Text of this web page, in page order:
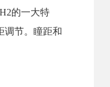
的一大特
调节。瞳距和